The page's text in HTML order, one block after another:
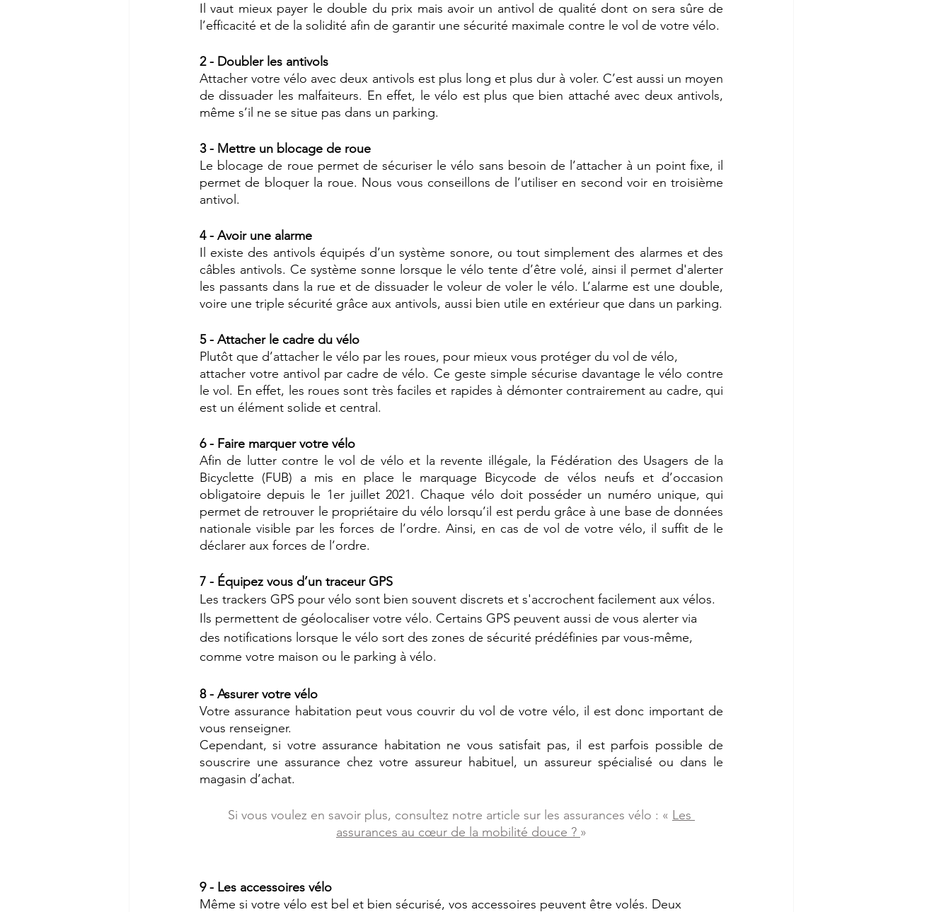
Il vaut mieux payer le double du prix mais avoir un antivol de qualité dont on sera sûre de
l’efficacité et de la solidité afin de garantir une sécurité maximale contre le vol de votre vélo.
2 - Doubler les antivols
Attacher votre vélo avec deux antivols est plus long et plus dur à voler. C’est aussi un moyen
de dissuader les malfaiteurs. En effet, le vélo est plus que bien attaché avec deux antivols,
même s’il ne se situe pas dans un parking.
3 - Mettre un blocage de roue
Le blocage de roue permet de sécuriser le vélo sans besoin de l’attacher à un point fixe, il
permet de bloquer la roue. Nous vous conseillons de l’utiliser en second voir en troisième
antivol.
4 - Avoir une alarme
Il existe des antivols équipés d’un système sonore, ou tout simplement des alarmes et des
câbles antivols. Ce système sonne lorsque le vélo tente d’être volé, ainsi il permet d'alerter
les passants dans la rue et de dissuader le voleur de voler le vélo. L’alarme est une double,
5 - Attacher le cadre du vélo
Plutôt que d’attacher le vélo par les roues, pour mieux vous protéger du vol de vélo,
attacher votre antivol par cadre de vélo. Ce geste simple sécurise davantage le vélo contre
le vol. En effet, les roues sont très faciles et rapides à démonter contrairement au cadre, qui
est un élément solide et central.
6 - Faire marquer votre vélo
Afin de lutter contre le vol de vélo et la revente illégale, la Fédération des Usagers de la
Bicyclette (FUB) a mis en place le marquage Bicycode de vélos neufs et d’occasion
obligatoire depuis le 1er juillet 2021. Chaque vélo doit posséder un numéro unique, qui
permet de retrouver le propriétaire du vélo lorsqu’il est perdu grâce à une base de données
nationale visible par les forces de l’ordre. Ainsi, en cas de vol de votre vélo, il suffit de le
déclarer aux forces de l’ordre.
7 - Équipez vous d’un traceur GPS
Les trackers GPS pour vélo sont bien souvent discrets et s'accrochent facilement aux vélos.
Ils permettent de géolocaliser votre vélo. Certains GPS peuvent aussi de vous alerter via
des notifications lorsque le vélo sort des zones de sécurité prédéfinies par vous-même,
comme votre maison ou le parking à vélo.
8 - Assurer votre vélo
Votre assurance habitation peut vous couvrir du vol de votre vélo, il est donc important de
vous renseigner.
Cependant, si votre assurance habitation ne vous satisfait pas, il est parfois possible de
souscrire une assurance chez votre assureur habituel, un assureur spécialisé ou dans le
magasin d’achat.
Si vous voulez en savoir plus, consultez notre article sur les assurances vélo : « Les
assurances au cœur de la mobilité douce ? »
9 - Les accessoires vélo
Même si votre vélo est bel et bien sécurisé, vos accessoires peuvent être volés. Deux